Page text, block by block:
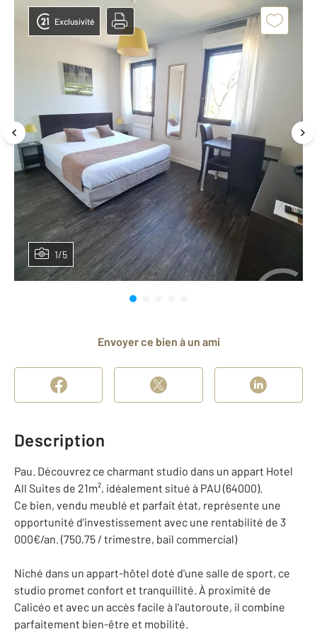
1/5
Exclusivité
Envoyer ce bien à un ami
Description
Pau. Découvrez ce charmant studio dans un appart Hotel
All Suites de 21m², idéalement situé à PAU (64000).
Ce bien, vendu meublé et parfait état, représente une
opportunité d'investissement avec une rentabilité de 3
000€/an. (750,75 / trimestre, bail commercial)
Niché dans un appart-hôtel doté d'une salle de sport, ce
studio promet confort et tranquillité. À proximité de
Calicéo et avec un accès facile à l'autoroute, il combine
parfaitement bien-être et mobilité.